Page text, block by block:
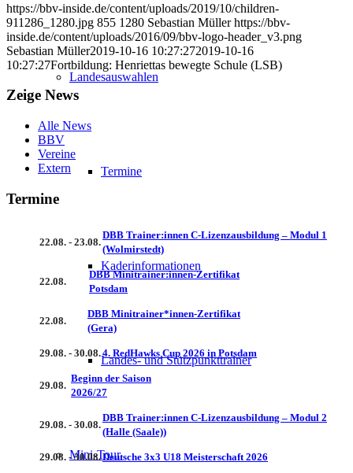
Landesauswahlen
Termine
Kaderinformationen
Landes- und Stützpunkttrainer
Mini-Tour
https://bbv-inside.de/content/uploads/2019/10/children-
911286_1280.jpg 855 1280 Sebastian Müller https://bbv-
inside.de/content/uploads/2016/09/bbv-logo-header_v3.png
Sebastian Müller2019-10-16 10:27:272019-10-16
10:27:27Fortbildung: Henriettas bewegte Schule (LSB)
Zeige News
Alle News
BBV
Vereine
Extern
Termine
22.08. - 23.08.
DBB Trainer:innen C-Lizenzausbildung – Modul 1
(Wolmirstedt)
22.08.
DBB Minitrainer:innen-Zertifikat
Potsdam
22.08.
DBB Minitrainer*innen-Zertifikat
(Gera)
29.08. - 30.08.4. RedHawks Cup 2026 in Potsdam
29.08.
Beginn der Saison
2026/27
29.08. - 30.08.
DBB Trainer:innen C-Lizenzausbildung – Modul 2
(Halle (Saale))
29.08. - 30.08.Deutsche 3x3 U18 Meisterschaft 2026